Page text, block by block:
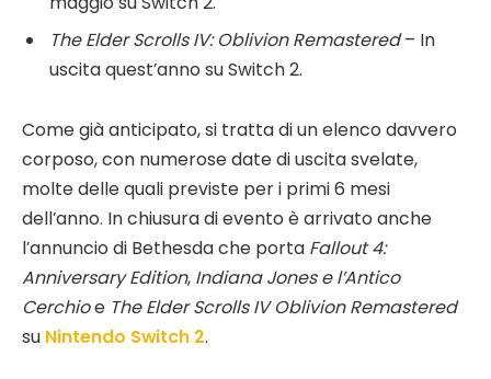
The Elder Scrolls IV: Oblivion Remastered– In
uscita quest’anno su Switch 2.
Come già anticipato, si tratta di un elenco davvero
corposo, con numerose date di uscita svelate,
molte delle quali previste per i primi 6 mesi
dell’anno. In chiusura di evento è arrivato anche
l’annuncio di Bethesda che porta Fallout 4:
Anniversary Edition, Indiana Jones e l’Antico
Cerchioe The Elder Scrolls IV Oblivion Remastered
su Nintendo Switch 2.